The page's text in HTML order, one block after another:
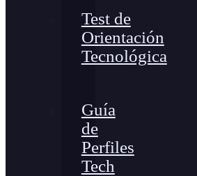
Test de
Orientación
Tecnológica
Guía
de
Perfiles
Tech